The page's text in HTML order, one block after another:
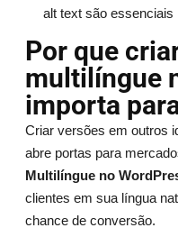
alt text são essenciais
Por que
multilíngue
importa
Criar versões em outros
abre portas para
Multilíngue no
clientes em sua língua
chance de conversão.